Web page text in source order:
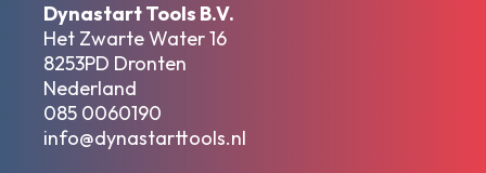
Dynastart Tools B.V.
Het Zwarte Water 16
8253PD Dronten
Nederland
085 0060190
info@dynastarttools.nl